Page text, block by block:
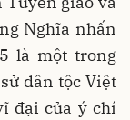
Nghĩa nhấn
là một trong
dân tộc Việt
đại của ý chí